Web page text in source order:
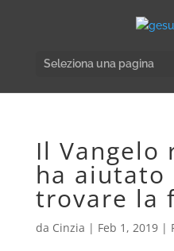
Seleziona una pagina
Il Vangelo
ha aiutato
trovare la
da Cinzia | Feb 1, 2019|